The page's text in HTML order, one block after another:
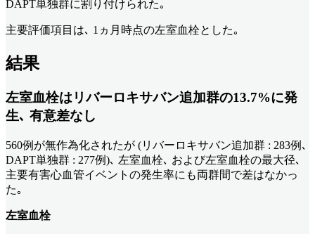
DAPT単独群に割り付けられた｡
主要評価項目は､ 1ヵ月時点の左室血栓とした｡
結果
左室血栓はリバーロキサバン追加群の13.7%に発
生､ 有意差なし
560例が無作為化されたが (リバーロキサバン追加群 : 283例､
DAPT単独群 : 277例)､ 左室血栓､ および左室血栓の最大径､
主要有害心血管イベントの発生率にも両群間で差はなかっ
た｡
左室血栓